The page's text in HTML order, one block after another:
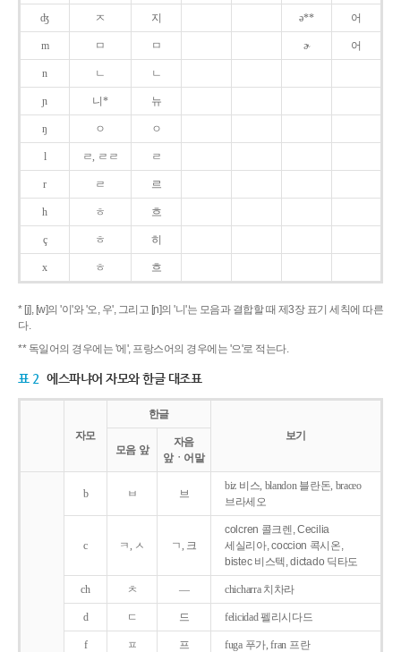
ʤ ㅈ 지 ə** 어
m ㅁ ㅁ ɚ 어
n ㄴ ㄴ
ɲ 니* 뉴
ŋ ㅇ ㅇ
l ㄹ, ㄹㄹ ㄹ
r ㄹ 르
h ㅎ 흐
ç ㅎ 히
x ㅎ 흐
* [j], [w]의 '이'와 '오, 우', 그리고 [ɲ]의 '니'는 모음과 결합할 때 제3장 표기 세칙에 따른
다.
** 독일어의 경우에는 '에', 프랑스어의 경우에는 '으'로 적는다.
표 2 에스파냐어 자모와 한글 대조표
자모
한글
보기
모음 앞
자음
앞ㆍ어말
b ㅂ 브
biz 비스, blandon 블란돈, braceo
브라세오
c ㅋ, ㅅ ㄱ, 크
colcren 콜크렌, Cecilia
세실리아, coccion 콕시온,
bistec 비스텍, dictado 딕타도
ch ㅊ ― chicharra 치차라
d ㄷ 드 felicidad 펠리시다드
f ㅍ 프 fuga 푸가, fran 프란